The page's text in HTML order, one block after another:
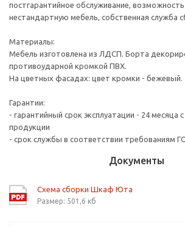
постгарантийное обслуживание, возможность
нестандартную мебель, собственная служба
Материалы:
Мебель изготовлена из ЛДСП. Борта
противоударной кромкой ПВХ.
На цветных фасадах: цвет кромки - бежевый.
Гарантии:
- гарантийный срок эксплуатации - 24 месяца
продукции
- срок службы в соответствии требованиям
Документы
Схема сборки Шкаф Юта
Размер: 501,6 кб